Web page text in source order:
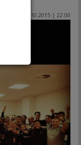
02.10.2015 | 22:00